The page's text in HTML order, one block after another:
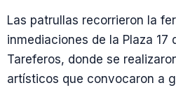
Las patrullas recorrieron la
inmediaciones de la Plaza 17
Tareferos, donde se
artísticos que convocaron a